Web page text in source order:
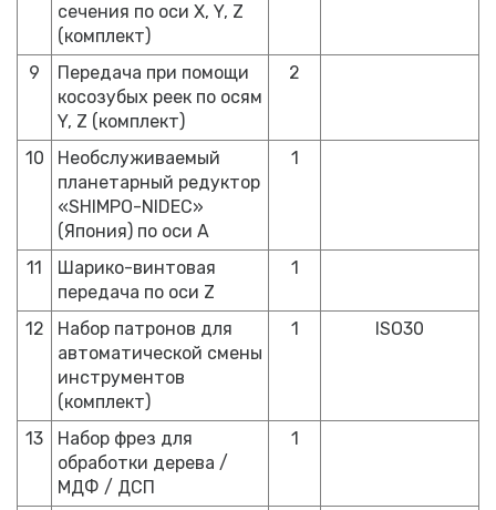
сечения по оси X, Y, Z
(комплект)
9
Передача при помощи
косозубых реек по осям
Y, Z (комплект)
2
10
Необслуживаемый
планетарный редуктор
«SHIMPO-NIDEC»
(Япония) по оси A
1
11
Шарико-винтовая
передача по оси Z
1
12
Набор патронов для
автоматической смены
инструментов
(комплект)
1 ISO30
13
Набор фрез для
обработки дерева /
МДФ / ДСП
1